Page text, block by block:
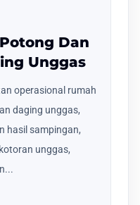
Dan
Unggas
operasional rumah
daging unggas,
hasil sampingan,
unggas,